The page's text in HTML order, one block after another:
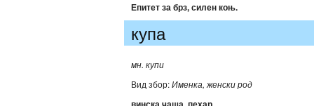
Епитет за брз, силен коњ.
купа
мн. купи
Вид збор:Именка, женски род